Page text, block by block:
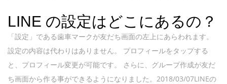
LINE の設定はどこにあるの？
「設定」である歯車マークが友だち画面の左上にあらわれます。
設定の内容は代わりはありません。 プロフィールをタップする
と、プロフィール変更が可能です。 さらに、グループ作成が友だ
ち画面から作る事ができるようになりました。2018/03/07LINEの